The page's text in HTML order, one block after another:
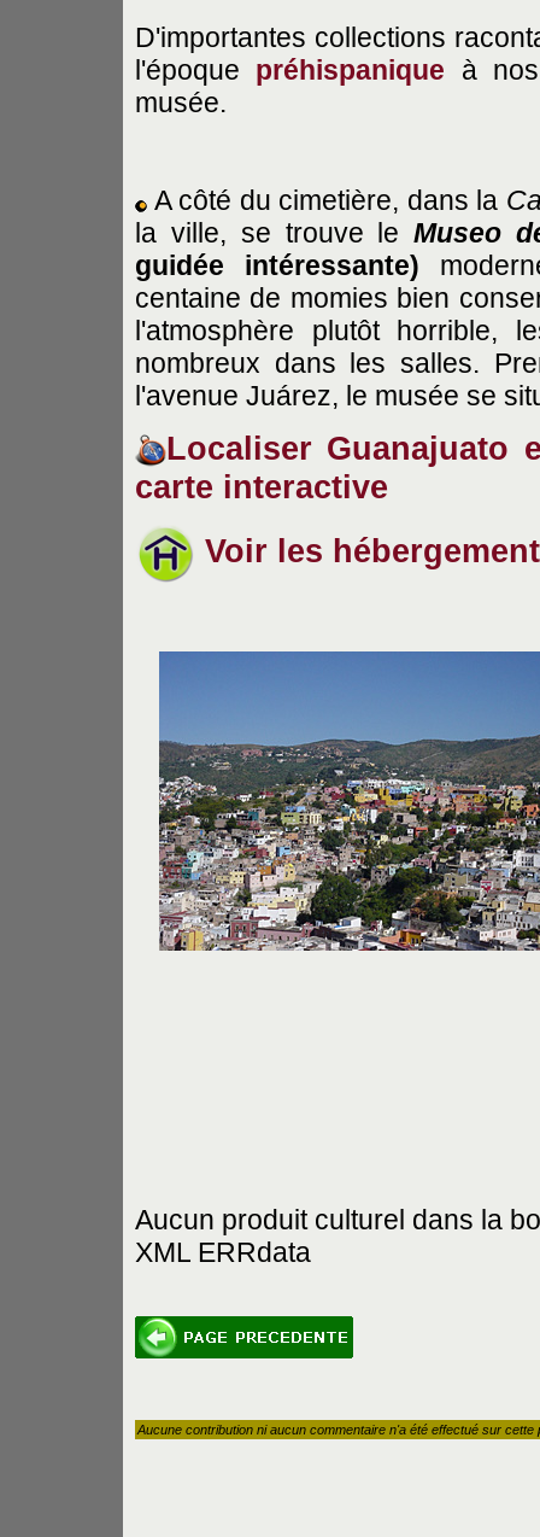
D'importantes collections
l'époque préhispanique à
musée.
A côté du cimetière, dans la
la ville, se trouve leMuseo
guidée intéressante)
centaine de momies bien
l'atmosphère plutôt horrible,
nombreux dans les salles.
l'avenue Juárez, le musée se
Localiser Guanajuato
carte interactive
Voir les
Aucun produit culturel dans la
XML ERRdata
Aucune contribution ni aucun commentaire n'a été effectué sur cette